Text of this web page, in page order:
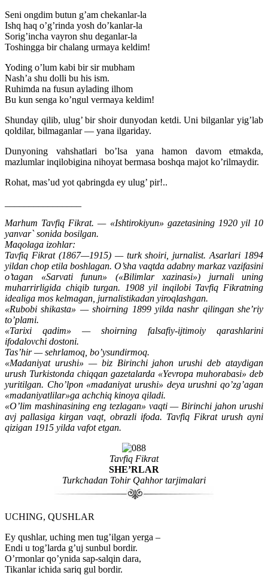
Seni ongdim butun g’am chekanlar-la
Ishq haq o’g’rinda yosh do’kanlar-la
Sorig’incha vayron shu deganlar-la
Toshingga bir chalang urmaya keldim!
Yoding o’lum kabi bir sir mubham
Nash’a shu dolli bu his ism.
Ruhimda na fusun aylading ilhom
Bu kun senga ko’ngul vermaya keldim!
Shunday qilib, ulug’ bir shoir dunyodan ketdi. Uni bilganlar yig’lab
qoldilar, bilmaganlar — yana ilgariday.
Dunyoning vahshatlari bo’lsa yana hamon davom etmakda,
mazlumlar inqilobigina nihoyat bermasa boshqa majot ko’rilmaydir.
Rohat, mas’ud yot qabringda ey ulug’ pir!..
Marhum Tavfiq Fikrat. — «Ishtirokiyun» gazetasining 1920 yil 10
yanvar` sonida bosilgan.
Maqolaga izohlar:
Tavfiq Fikrat (1867—1915) — turk shoiri, jurnalist. Asarlari 1894
yildan chop etila boshlagan. O’sha vaqtda adabny markaz vazifasini
o’tagan «Sarvati funun» («Bilimlar xazinasi») jurnali uning
muharrirligida chiqib turgan. 1908 yil inqilobi Tavfiq Fikratning
idealiga mos kelmagan, jurnalistikadan yiroqlashgan.
«Rubobi shikasta» — shoirning 1899 yilda nashr qilingan she’riy
to’plami.
«Tarixi qadim» — shoirning falsafiy-ijtimoiy qarashlarini
ifodalovchi dostoni.
Tas’hir — sehrlamoq, bo’ysundirmoq.
«Madaniyat urushi» — biz Birinchi jahon urushi deb ataydigan
urush Turkistonda chiqqan gazetalarda «Yevropa muhorabasi» deb
yuritilgan. Cho’lpon «madaniyat urushi» deya urushni qo’zg’agan
«madaniyatlilar»ga achchiq kinoya qiladi.
«O’lim mashinasining eng tezlagan» vaqti — Birinchi jahon urushi
avj pallasiga kirgan vaqt, obrazli ifoda. Tavfiq Fikrat urush ayni
qizigan 1915 yilda vafot etgan.
Tavfiq Fikrat
SHE’RLAR
Turkchadan Tohir Qahhor tarjimalari
UCHING, QUSHLAR
Ey qushlar, uching men tug’ilgan yerga –
Endi u tog’larda g’uj sunbul bordir.
O’rmonlar qo’ynida sap-salqin dara,
Tikanlar ichida sariq gul bordir.